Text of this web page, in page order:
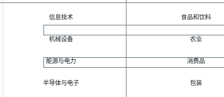
信息技术
机械设备
能源与电力
半导体与电子
食品和饮料
农业
消费品
包装